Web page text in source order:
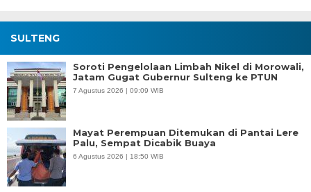
SULTENG
Soroti Pengelolaan Limbah Nikel di Morowali,
Jatam Gugat Gubernur Sulteng ke PTUN
7 Agustus 2026 | 09:09 WIB
Mayat Perempuan Ditemukan di Pantai Lere
Palu, Sempat Dicabik Buaya
6 Agustus 2026 | 18:50 WIB